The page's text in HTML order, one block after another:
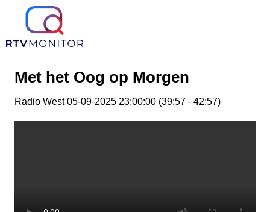
Met het Oog op Morgen
Radio West 05-09-2025 23:00:00 (39:57 - 42:57)